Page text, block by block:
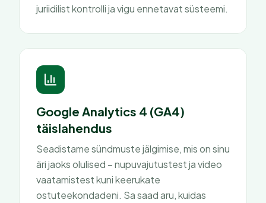
juriidilist kontrolli ja vigu ennetavat süsteemi.
Google Analytics 4 (GA4)
täislahendus
Seadistame sündmuste jälgimise, mis on sinu
äri jaoks olulised – nupuvajutustest ja video
vaatamistest kuni keerukate
ostuteekondadeni. Sa saad aru, kuidas